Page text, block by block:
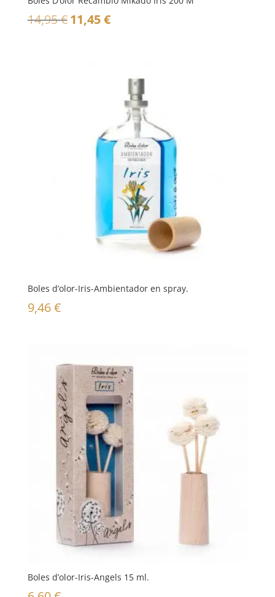
14,95€El
11,45€El
11,45 €.
Boles d’olor-Iris-Ambientador en spray.
9,46€
Boles d’olor-Iris-Angels 15 ml.